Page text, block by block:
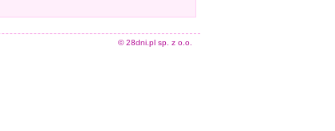
© 28dni.pl sp. z o.o.